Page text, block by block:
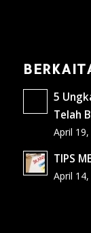
5
Telah
April
TIPS
April